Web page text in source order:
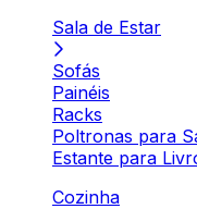
Sala de Estar
Sofás
Painéis
Racks
Poltronas para
Estante para
Cozinha